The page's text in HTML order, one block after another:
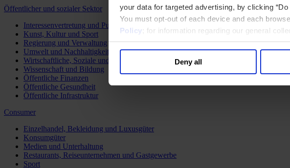
your data for targeted advertising, by clicking
You must opt-out of each device and each
Policy; for information regarding our general
Deny all
Öffentlicher und sozialer Sektor
Interessenvertretung und Public Affairs
Kunst, Kultur und Sport
Regierung und Verwaltung
Umwelt und Nachhaltigkeit
Wirtschaftliche, Soziale und Humanitäre Entwicklung
Wissenschaft und Bildung
Öffentliche Finanzen
Öffentliche Gesundheit
Öffentliche Infrastruktur
Consumer
Einzelhandel, Bekleidung und Luxusgüter
Konsumgüter
Medien und Unterhaltung
Restaurants, Reiseunternehmen und Gastgewerbe
Sport